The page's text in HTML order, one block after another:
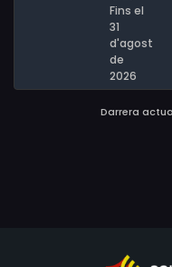
Fins el
31
d'agost
de
2026
Darrera